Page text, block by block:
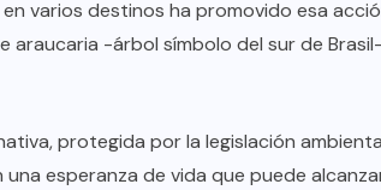
varios destinos ha promovido esa
araucaria -árbol símbolo del sur de
protegida por la legislación
esperanza de vida que puede